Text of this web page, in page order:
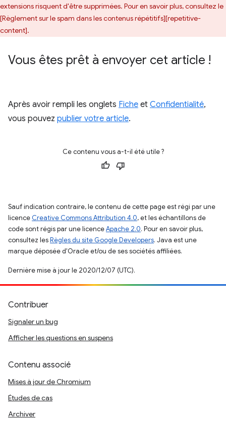
extensions risquent d'être supprimées. Pour en savoir plus, consultez le
[Règlement sur le spam dans les contenus répétitifs][repetitive-
content].
Vous êtes prêt à envoyer cet article !
Après avoir rempli les onglets Fiche et Confidentialité,
vous pouvez publier votre article.
Ce contenu vous a-t-il été utile ?
Sauf indication contraire, le contenu de cette page est régi par une
licence Creative Commons Attribution 4.0, et les échantillons de
code sont régis par une licenceApache 2.0. Pour en savoir plus,
consultez lesRègles du site Google Developers. Java est une
marque déposée d'Oracle et/ou de ses sociétés affiliées.
Dernière mise à jour le 2020/12/07 (UTC).
Contribuer
Signaler un bug
Afficher les questions en suspens
Contenu associé
Mises à jour de Chromium
Études de cas
Archiver